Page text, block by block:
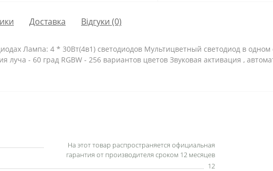
Доставка Відгуки (0)
Лампа: 4 * 30Вт(4в1) светодиодов Мультицветный светодиод в
луча - 60 град RGBW - 256 вариантов цветов Звуковая активация ,
На этот товар распространяется официальная
гарантия от производителя сроком 12 месяцев
12